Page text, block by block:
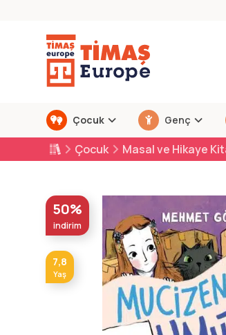
Çocuk Genç
Çocuk Masal ve Hikaye
50%
indirim
7,8
Yaş